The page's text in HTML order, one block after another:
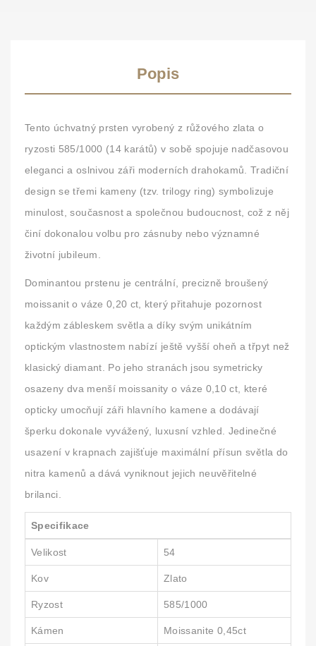
Popis
Tento úchvatný prsten vyrobený z růžového zlata o
ryzosti 585/1000 (14 karátů) v sobě spojuje nadčasovou
eleganci a oslnivou záři moderních drahokamů. Tradiční
design se třemi kameny (tzv. trilogy ring) symbolizuje
minulost, současnost a společnou budoucnost, což z něj
činí dokonalou volbu pro zásnuby nebo významné
životní jubileum.
Dominantou prstenu je centrální, precizně broušený
moissanit o váze 0,20 ct, který přitahuje pozornost
každým zábleskem světla a díky svým unikátním
optickým vlastnostem nabízí ještě vyšší oheň a třpyt než
klasický diamant. Po jeho stranách jsou symetricky
osazeny dva menší moissanity o váze 0,10 ct, které
opticky umocňují záři hlavního kamene a dodávají
šperku dokonale vyvážený, luxusní vzhled. Jedinečné
usazení v krapnach zajišťuje maximální přísun světla do
nitra kamenů a dává vyniknout jejich neuvěřitelné
brilanci.
Specifikace
Velikost 54
Kov Zlato
Ryzost 585/1000
Kámen Moissanite 0,45ct